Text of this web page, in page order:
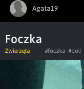
Agata19
Foczka
Zwierzęta #foczka #boli